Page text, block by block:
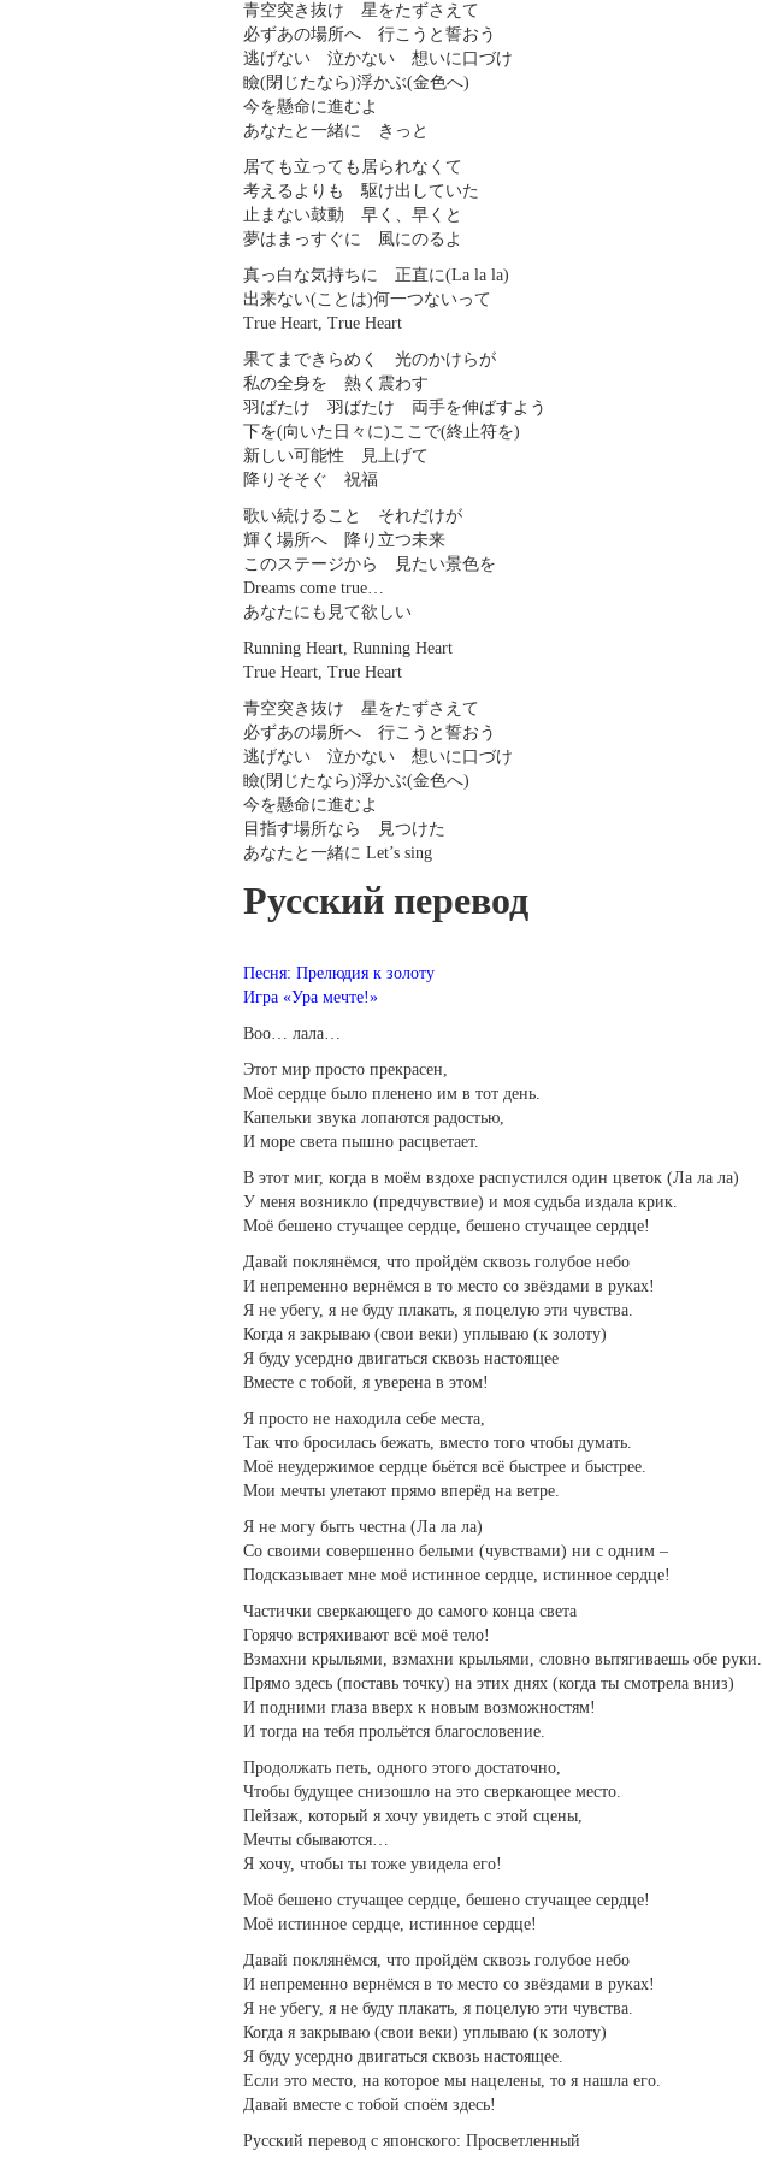
青空突き抜け 星をたずさえて
必ずあの場所へ 行こうと誓おう
逃げない 泣かない 想いに口づけ
瞼(閉じたなら)浮かぶ(金色へ)
今を懸命に進むよ
あなたと一緒に きっと
居ても立っても居られなくて
考えるよりも 駆け出していた
止まない鼓動 早く、早くと
夢はまっすぐに 風にのるよ
真っ白な気持ちに 正直に(La la la)
出来ない(ことは)何一つないって
True Heart, True Heart
果てまできらめく 光のかけらが
私の全身を 熱く震わす
羽ばたけ 羽ばたけ 両手を伸ばすよう
下を(向いた日々に)ここで(終止符を)
新しい可能性 見上げて
降りそそぐ 祝福
歌い続けること それだけが
輝く場所へ 降り立つ未来
このステージから 見たい景色を
Dreams come true…
あなたにも見て欲しい
Running Heart, Running Heart
True Heart, True Heart
青空突き抜け 星をたずさえて
必ずあの場所へ 行こうと誓おう
逃げない 泣かない 想いに口づけ
瞼(閉じたなら)浮かぶ(金色へ)
今を懸命に進むよ
目指す場所なら 見つけた
あなたと一緒に Let’s sing
Русский перевод
Песня: Прелюдия к золоту
Игра «Ура мечте!»
Воо… лала…
Этот мир просто прекрасен,
Моё сердце было пленено им в тот день.
Капельки звука лопаются радостью,
И море света пышно расцветает.
В этот миг, когда в моём вздохе распустился один цветок (Ла ла ла)
У меня возникло (предчувствие) и моя судьба издала крик.
Моё бешено стучащее сердце, бешено стучащее сердце!
Давай поклянёмся, что пройдём сквозь голубое небо
И непременно вернёмся в то место со звёздами в руках!
Я не убегу, я не буду плакать, я поцелую эти чувства.
Когда я закрываю (свои веки) уплываю (к золоту)
Я буду усердно двигаться сквозь настоящее
Вместе с тобой, я уверена в этом!
Я просто не находила себе места,
Так что бросилась бежать, вместо того чтобы думать.
Моё неудержимое сердце бьётся всё быстрее и быстрее.
Мои мечты улетают прямо вперёд на ветре.
Я не могу быть честна (Ла ла ла)
Со своими совершенно белыми (чувствами) ни с одним –
Подсказывает мне моё истинное сердце, истинное сердце!
Частички сверкающего до самого конца света
Горячо встряхивают всё моё тело!
Взмахни крыльями, взмахни крыльями, словно вытягиваешь обе руки.
Прямо здесь (поставь точку) на этих днях (когда ты смотрела вниз)
И подними глаза вверх к новым возможностям!
И тогда на тебя прольётся благословение.
Продолжать петь, одного этого достаточно,
Чтобы будущее снизошло на это сверкающее место.
Пейзаж, который я хочу увидеть с этой сцены,
Мечты сбываются…
Я хочу, чтобы ты тоже увидела его!
Моё бешено стучащее сердце, бешено стучащее сердце!
Моё истинное сердце, истинное сердце!
Давай поклянёмся, что пройдём сквозь голубое небо
И непременно вернёмся в то место со звёздами в руках!
Я не убегу, я не буду плакать, я поцелую эти чувства.
Когда я закрываю (свои веки) уплываю (к золоту)
Я буду усердно двигаться сквозь настоящее.
Если это место, на которое мы нацелены, то я нашла его.
Давай вместе с тобой споём здесь!
Русский перевод с японского: Просветленный